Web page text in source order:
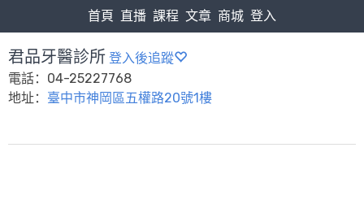
首頁 直播 課程 文章 商城 登入
君品牙醫診所 登入後追蹤
電話：04-25227768
地址： 臺中市神岡區五權路20號1樓